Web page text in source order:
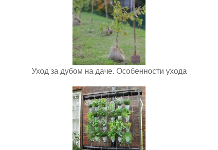
Уход за дубом на даче. Особенности ухода